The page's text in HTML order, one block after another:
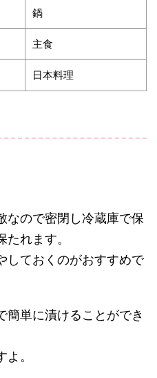
鍋
主食
日本料理
なので密閉し冷蔵庫で保
れます。
しておくのがおすすめで
簡単に漬けることができ
。